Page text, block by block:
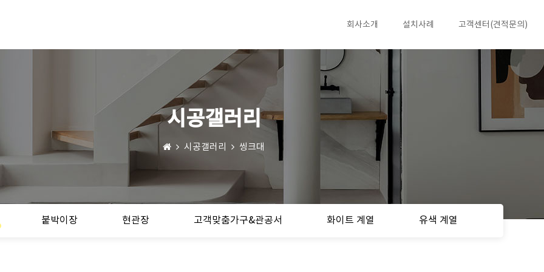
회사소개 설치사례 고객센터(견적문의)
시공갤러리
시공갤러리 씽크대
붙박이장 현관장 고객맞춤가구&관공서 화이트 계열 유색 계열